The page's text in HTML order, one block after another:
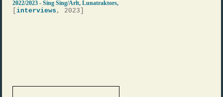
2022/2023 - Sing Sing/Arlt, Lunatraktors,
[interviews , 2023]